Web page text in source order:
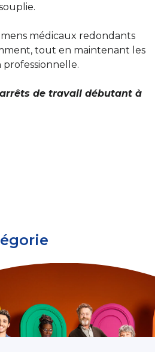
médicaux redondants
tout en maintenant les
professionnelle.
de travail débutant à